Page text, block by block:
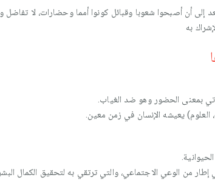
إلى أن أصبحوا شعوبا وقبائل كونوا أمما وحضارات، لا تفاضل
به
بمعنى الحضور وهو ضد الغياب.
العلوم) يعيشه الإنسان في زمن معين.
من الوعي الاجتماعي، والتي ترتقي به لتحقيق الكمال